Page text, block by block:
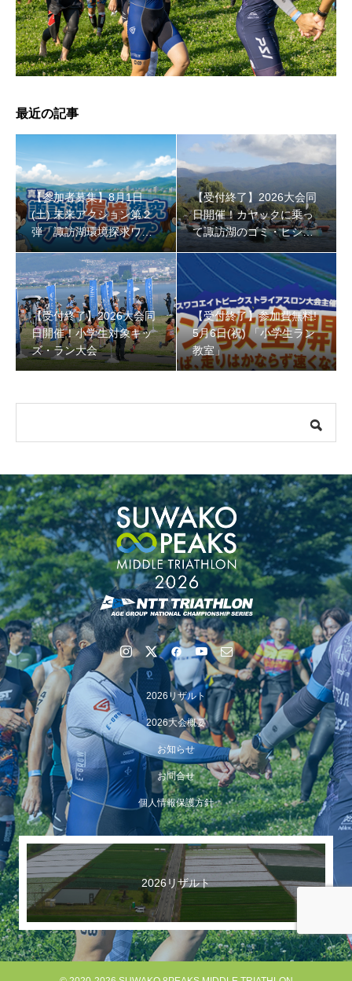
【受付終了】2026大会同日開催！小学生対象キッズ・ラ
【受付終了】参加費無料! 5月6日(祝) 「小学生ラン教室」
【会議報告】諏訪地域６市町村連絡会議を開催しました
【イベント報告】Luminaオンラインガイドツアーが開催
されました
最近の記事
【参加者募集】8月1日
(土) 未来アクション第２
弾「諏訪湖環境探求ワー
クショップ」小学４年生
から！
【受付終了】2026大会同
日開催！カヤックに乗っ
て諏訪湖のゴミ・ヒシを
回収しよう！
【受付終了】2026大会同
日開催！小学生対象キッ
ズ・ラン大会
【受付終了】参加費無料!
5月6日(祝) 「小学生ラン
教室」
2026リザルト
2026大会概要
お知らせ
お問合せ
個人情報保護方針
2026リザルト